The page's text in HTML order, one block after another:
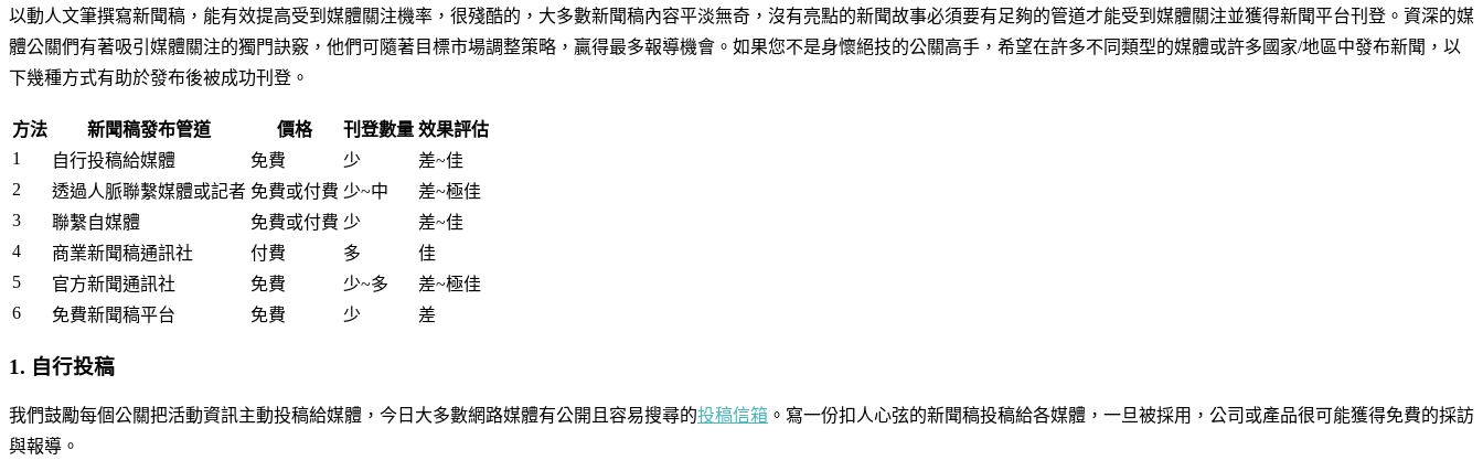
以動人文筆撰寫新聞稿，能有效提高受到媒體關注機率，很殘酷的，大多數新聞稿內容平淡無奇，沒有亮點的新聞故事必須要有足夠的管道才能受到媒體關注並獲得新聞平台刊登。資深的媒
體公關們有著吸引媒體關注的獨門訣竅，他們可隨著目標市場調整策略，贏得最多報導機會。如果您不是身懷絕技的公關高手，希望在許多不同類型的媒體或許多國家/地區中發布新聞，以
下幾種方式有助於發布後被成功刊登。
方法 新聞稿發布管道 價格 刊登數量 效果評估
1
自行投稿給媒體 免費 少
差~佳
2
透過人脈聯繫媒體或記者 免費或付費 少~中
差~極佳
3
聯繫自媒體 免費或付費 少
差~佳
4
商業新聞稿通訊社 付費 多
佳
5
官方新聞通訊社 免費 少~多
差~極佳
6
免費新聞稿平台 免費 少 差
1. 自行投稿
我們鼓勵每個公關把活動資訊主動投稿給媒體，今日大多數網路媒體有公開且容易搜尋的投稿信箱 。寫一份扣人心弦的新聞稿投稿給各媒體，一旦被採用，公司或產品很可能獲得免費的採訪
與報導。